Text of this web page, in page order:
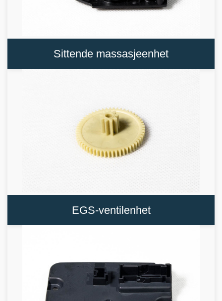
Sittende massasjeenhet
EGS-ventilenhet